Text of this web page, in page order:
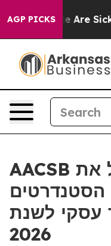
AGP PICKS
“People Are Sick
AACSB מזמינה לקבל את
הסטנדרטים
עסקי לשנת
2026